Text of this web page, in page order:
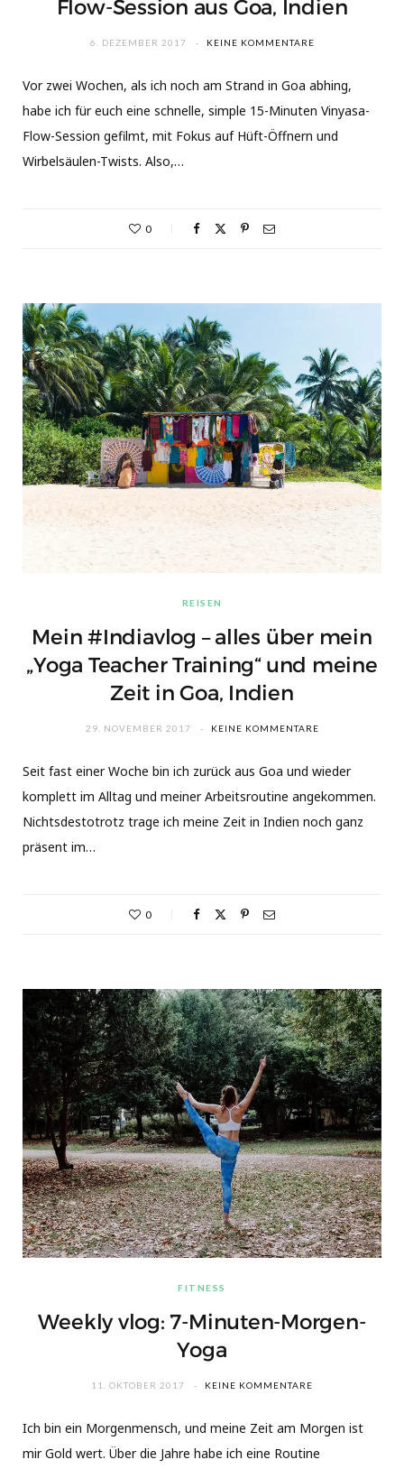
Flow-Session aus Goa, Indien
6. DEZEMBER 2017 KEINE KOMMENTARE
Vor zwei Wochen, als ich noch am Strand in Goa abhing,
habe ich für euch eine schnelle, simple 15-Minuten Vinyasa-
Flow-Session gefilmt, mit Fokus auf Hüft-Öffnern und
Wirbelsäulen-Twists. Also,…
0
REISEN
Mein #Indiavlog – alles über mein
„Yoga Teacher Training“ und meine
Zeit in Goa, Indien
29. NOVEMBER 2017 KEINE KOMMENTARE
Seit fast einer Woche bin ich zurück aus Goa und wieder
komplett im Alltag und meiner Arbeitsroutine angekommen.
Nichtsdestotrotz trage ich meine Zeit in Indien noch ganz
präsent im…
0
FITNESS
Weekly vlog: 7-Minuten-Morgen-
Yoga
11. OKTOBER 2017 KEINE KOMMENTARE
Ich bin ein Morgenmensch, und meine Zeit am Morgen ist
mir Gold wert. Über die Jahre habe ich eine Routine